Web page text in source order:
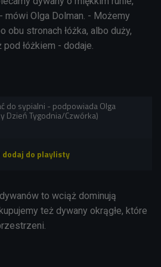
Olga Dolman. - Możemy
obu stronach łóżka, albo duży,
łóżkiem - dodaje.
do sypialni - podpowiada Olga
Dzień Tygodnia/Czwórka)
to wciąż dominują
też dywany okrągłe, które